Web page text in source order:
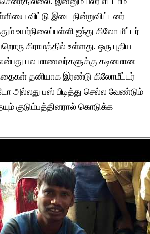
விட்டு இடை நின்றுவிட்டனர்
உயர்நிலைப்பள்ளி ஐந்து கிலோ மீட்டர்
கிராமத்தில் உள்ளது. ஒரு புதிய
பல மாணவர்களுக்கு கடினமான
தனியாக இரண்டு கிலோமீட்டர்
அல்லது பஸ் பிடித்து செல்ல வேண்டும்
குடும்பத்தினரால் கொடுக்க